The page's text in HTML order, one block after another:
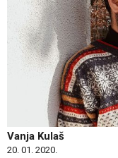
Vanja Kulaš
20. 01. 2020.